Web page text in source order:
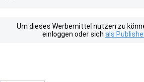
Um dieses Werbemittel nutzen zu
einloggen oder sich als